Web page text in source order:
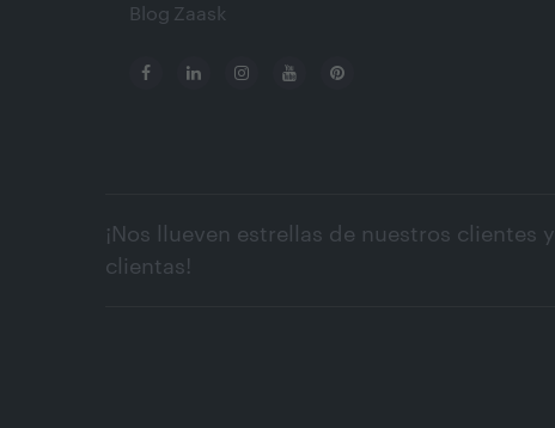
Blog Zaask
¡Nos llueven estrellas de nuestros clientes y
clientas!